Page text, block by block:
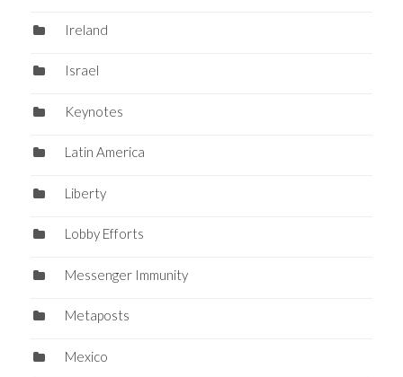
Ireland
Israel
Keynotes
Latin America
Liberty
Lobby Efforts
Messenger Immunity
Metaposts
Mexico